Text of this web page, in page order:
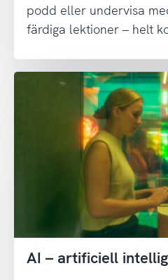
podd eller undervisa
färdiga lektioner – helt
AI – artificiell